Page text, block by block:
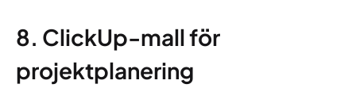
8. ClickUp-mall för
projektplanering